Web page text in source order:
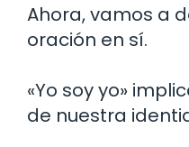
Ahora, vamos a
oración en sí.
«Yo soy yo»
de nuestra